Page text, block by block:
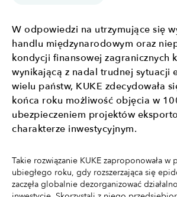
W odpowiedzi na utrzymujące się
handlu międzynarodowym oraz
kondycji finansowej zagranicznych
wynikającą z nadal trudnej sytuacji
wielu państw, KUKE zdecydowała
końca roku możliwość objęcia w
ubezpieczeniem projektów
charakterze inwestycyjnym.
Takie rozwiązanie KUKE zaproponowała w
ubiegłego roku, gdy rozszerzająca się
zaczęła globalnie dezorganizować